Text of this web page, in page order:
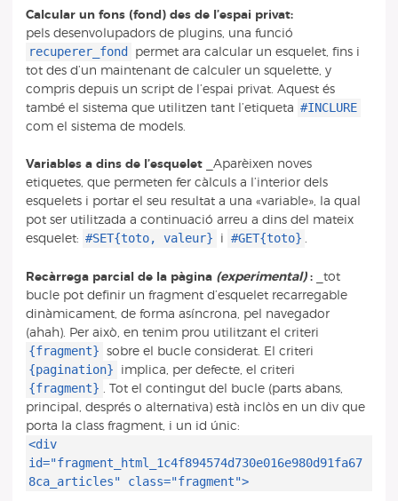
Calcular un fons (fond) des de l’espai privat:
pels desenvolupadors de plugins, una funció
recuperer_fond permet ara calcular un esquelet, fins i
tot des d’un maintenant de calculer un squelette, y
compris depuis un script de l’espai privat. Aquest és
també el sistema que utilitzen tant l’etiqueta #INCLURE
com el sistema de models.
Variables a dins de l’esquelet_Aparèixen noves
etiquetes, que permeten fer càlculs a l’interior dels
esquelets i portar el seu resultat a una «variable», la qual
pot ser utilitzada a continuació arreu a dins del mateix
esquelet: #SET{toto, valeur} i #GET{toto} .
Recàrrega parcial de la pàgina (experimental):_tot
bucle pot definir un fragment d’esquelet recarregable
dinàmicament, de forma asíncrona, pel navegador
(ahah). Per això, en tenim prou utilitzant el criteri
{fragment} sobre el bucle considerat. El criteri
{pagination} implica, per defecte, el criteri
{fragment}
. Tot el contingut del bucle (parts abans,
principal, després o alternativa) està inclòs en un div que
porta la class fragment, i un id únic:
<div
id="fragment_html_1c4f894574d730e016e980d91fa67
8ca_articles" class="fragment">